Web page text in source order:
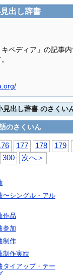
出し辞書
キペディア」の記事
見出し辞書 のさくい
のさくいん
177 178
179
300 次へ＞
〜シングル・アル
作品
参加
制作
制作実績
タイアップ・テー